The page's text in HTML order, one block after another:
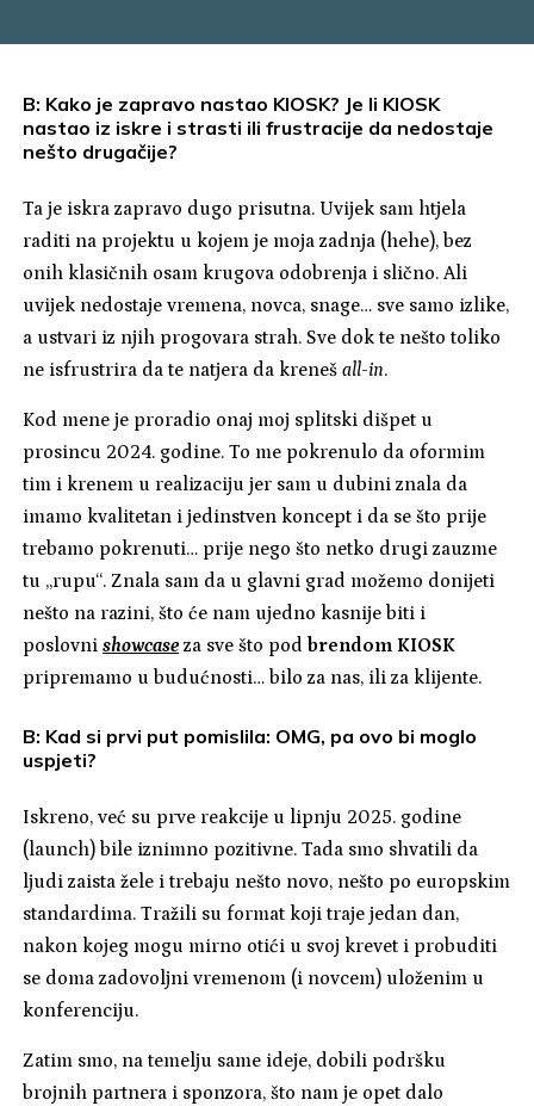
B: Kako je zapravo nastao KIOSK? Je li KIOSK
nastao iz iskre i strasti ili frustracije da nedostaje
nešto drugačije?
Ta je iskra zapravo dugo prisutna. Uvijek sam htjela
raditi na projektu u kojem je moja zadnja (hehe), bez
onih klasičnih osam krugova odobrenja i slično. Ali
uvijek nedostaje vremena, novca, snage… sve samo izlike,
a ustvari iz njih progovara strah. Sve dok te nešto toliko
ne isfrustrira da te natjera da krenešall-in.
Kod mene je proradio onaj moj splitski dišpet u
prosincu 2024. godine. To me pokrenulo da oformim
tim i krenem u realizaciju jer sam u dubini znala da
imamo kvalitetan i jedinstven koncept i da se što prije
trebamo pokrenuti… prije nego što netko drugi zauzme
tu „rupu“. Znala sam da u glavni grad možemo donijeti
nešto na razini, što će nam ujedno kasnije biti i
poslovnishowcaseza sve što podbrendom KIOSK
pripremamo u budućnosti… bilo za nas, ili za klijente.
B: Kad si prvi put pomislila: OMG, pa ovo bi moglo
uspjeti?
Iskreno, već su prve reakcije u lipnju 2025. godine
(launch) bile iznimno pozitivne. Tada smo shvatili da
ljudi zaista žele i trebaju nešto novo, nešto po europskim
standardima. Tražili su format koji traje jedan dan,
nakon kojeg mogu mirno otići u svoj krevet i probuditi
se doma zadovoljni vremenom (i novcem) uloženim u
konferenciju.
Zatim smo, na temelju same ideje, dobili podršku
brojnih partnera i sponzora, što nam je opet dalo